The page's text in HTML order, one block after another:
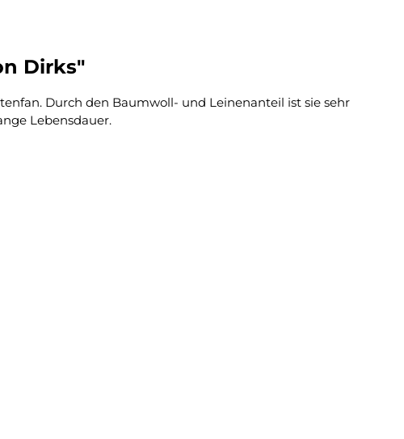
Dirks"
Durch den Baumwoll- und Leinenanteil ist sie sehr
Lebensdauer.